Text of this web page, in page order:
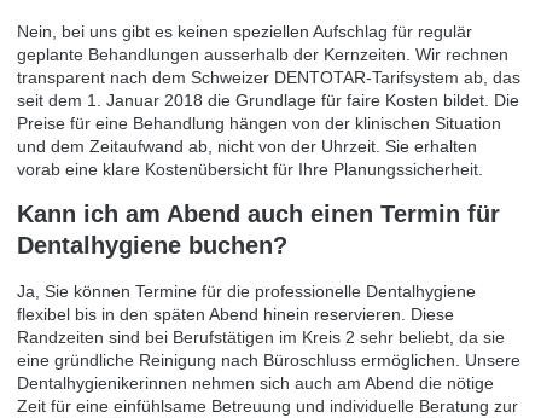
Nein, bei uns gibt es keinen speziellen Aufschlag für regulär
geplante Behandlungen ausserhalb der Kernzeiten. Wir rechnen
transparent nach dem Schweizer DENTOTAR-Tarifsystem ab, das
seit dem 1. Januar 2018 die Grundlage für faire Kosten bildet. Die
Preise für eine Behandlung hängen von der klinischen Situation
und dem Zeitaufwand ab, nicht von der Uhrzeit. Sie erhalten
vorab eine klare Kostenübersicht für Ihre Planungssicherheit.
Kann ich am Abend auch einen Termin für
Dentalhygiene buchen?
Ja, Sie können Termine für die professionelle Dentalhygiene
flexibel bis in den späten Abend hinein reservieren. Diese
Randzeiten sind bei Berufstätigen im Kreis 2 sehr beliebt, da sie
eine gründliche Reinigung nach Büroschluss ermöglichen. Unsere
Dentalhygienikerinnen nehmen sich auch am Abend die nötige
Zeit für eine einfühlsame Betreuung und individuelle Beratung zur